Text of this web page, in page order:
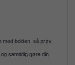
med bolden, så prøv
samtidig gøre din